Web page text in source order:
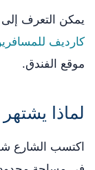
يمكن التعرف
كارديف
موقع الفندق.
لماذا
اكتسب الشارع